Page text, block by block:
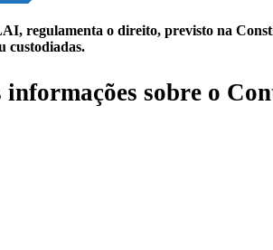
regulamenta o direito, previsto na
custodiadas.
informações sobre o